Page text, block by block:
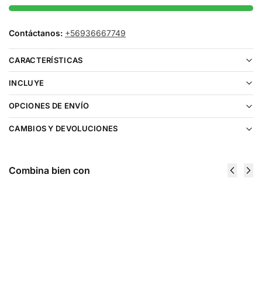
Contáctanos: +56936667749
CARACTERÍSTICAS
INCLUYE
OPCIONES DE ENVÍO
CAMBIOS Y DEVOLUCIONES
Combina bien con